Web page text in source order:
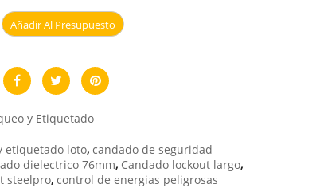
Añadir Al Presupuesto
y Etiquetado
etiquetado loto, candado de seguridad
dielectrico 76mm, Candado lockout largo,
steelpro, control de energias peligrosas